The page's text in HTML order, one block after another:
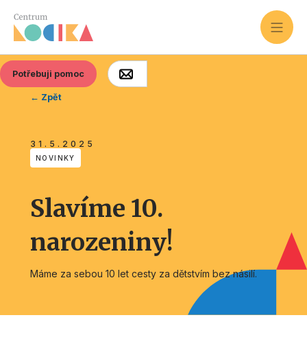
Potřebuji pomoc
← Zpět
31.5.2025
NOVINKY
Slavíme 10.
narozeniny!
Máme za sebou 10 let cesty za dětstvím bez násilí.